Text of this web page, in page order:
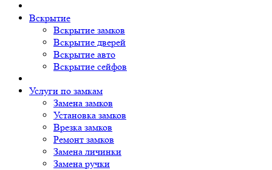
Вскрытие
Вскрытие замков
Вскрытие дверей
Вскрытие авто
Вскрытие сейфов
Услуги по замкам
Замена замков
Установка замков
Врезка замков
Ремонт замков
Замена личинки
Замена ручки